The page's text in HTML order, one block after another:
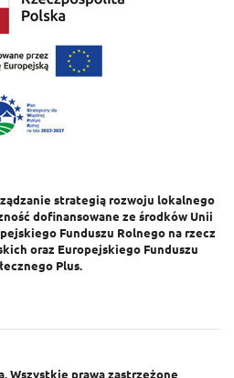
strategią rozwoju lokalnego
dofinansowane ze środków Unii
Funduszu Rolnego na rzecz
oraz Europejskiego Funduszu
Plus.
Wszystkie prawa zastrzeżone